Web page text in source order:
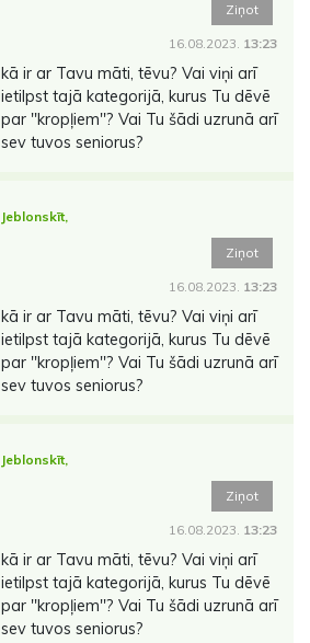
Ziņot
16.08.2023. 13:23
kā ir ar Tavu māti, tēvu? Vai viņi arī
ietilpst tajā kategorijā, kurus Tu dēvē
par ''kropļiem''? Vai Tu šādi uzrunā arī
sev tuvos seniorus?
Jeblonskīt,
Ziņot
16.08.2023. 13:23
kā ir ar Tavu māti, tēvu? Vai viņi arī
ietilpst tajā kategorijā, kurus Tu dēvē
par ''kropļiem''? Vai Tu šādi uzrunā arī
sev tuvos seniorus?
Jeblonskīt,
Ziņot
16.08.2023. 13:23
kā ir ar Tavu māti, tēvu? Vai viņi arī
ietilpst tajā kategorijā, kurus Tu dēvē
par ''kropļiem''? Vai Tu šādi uzrunā arī
sev tuvos seniorus?